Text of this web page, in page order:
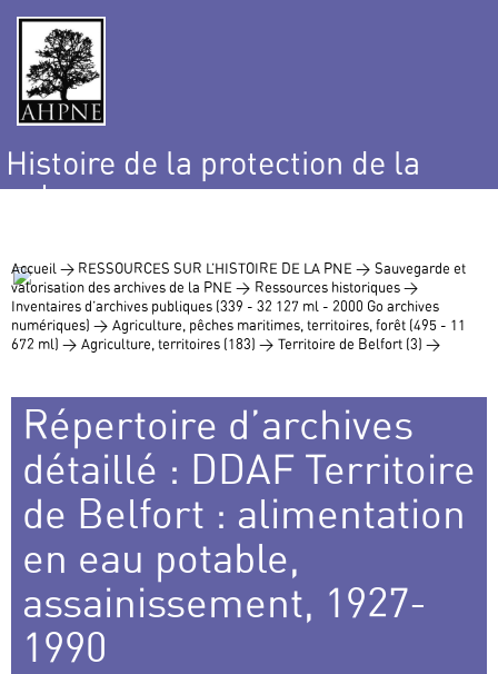
Histoire de la protection de la
nature
Accueil > RESSOURCES SUR L’HISTOIRE DE LA PNE > Sauvegarde et
valorisation des archives de la PNE > Ressources historiques >
Inventaires d’archives publiques (339 - 32 127 ml - 2000 Go archives
numériques) > Agriculture, pêches maritimes, territoires, forêt (495 - 11
672 ml) > Agriculture, territoires (183) > Territoire de Belfort (3) >
Répertoire d’archives
détaillé : DDAF Territoire
de Belfort : alimentation
en eau potable,
assainissement, 1927-
1990